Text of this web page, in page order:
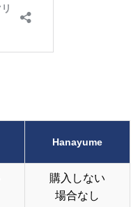
Hanayume
購入しない
場合なし